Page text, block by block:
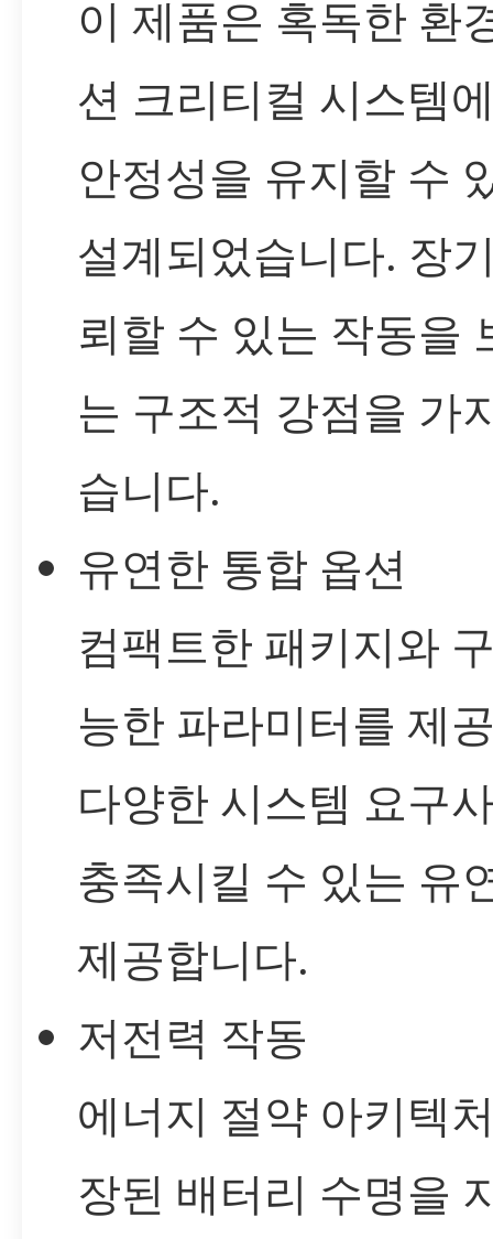
이 제품은 혹독한 환
션 크리티컬 시스템
안정성을 유지할 수
설계되었습니다. 장
뢰할 수 있는 작동을
는 구조적 강점을 가
습니다.
유연한 통합 옵션
컴팩트한 패키지와
능한 파라미터를 제
다양한 시스템 요구
충족시킬 수 있는 유
제공합니다.
저전력 작동
에너지 절약 아키텍
장된 배터리 수명을